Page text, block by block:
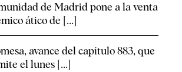
de Madrid pone a la venta
ático de [...]
avance del capítulo 883, que
el lunes [...]